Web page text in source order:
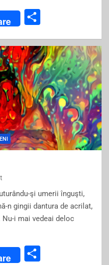
ar
e
şi umerii înguşti,
n gingii dantura de acrilat,
i mai vedeai deloc